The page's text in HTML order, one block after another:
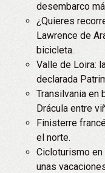
desembarco
¿Quieres
Lawrence de
bicicleta.
Valle de Loira:
declarada
Transilvania en
Drácula entre
Finisterre
el norte.
Cicloturismo
unas